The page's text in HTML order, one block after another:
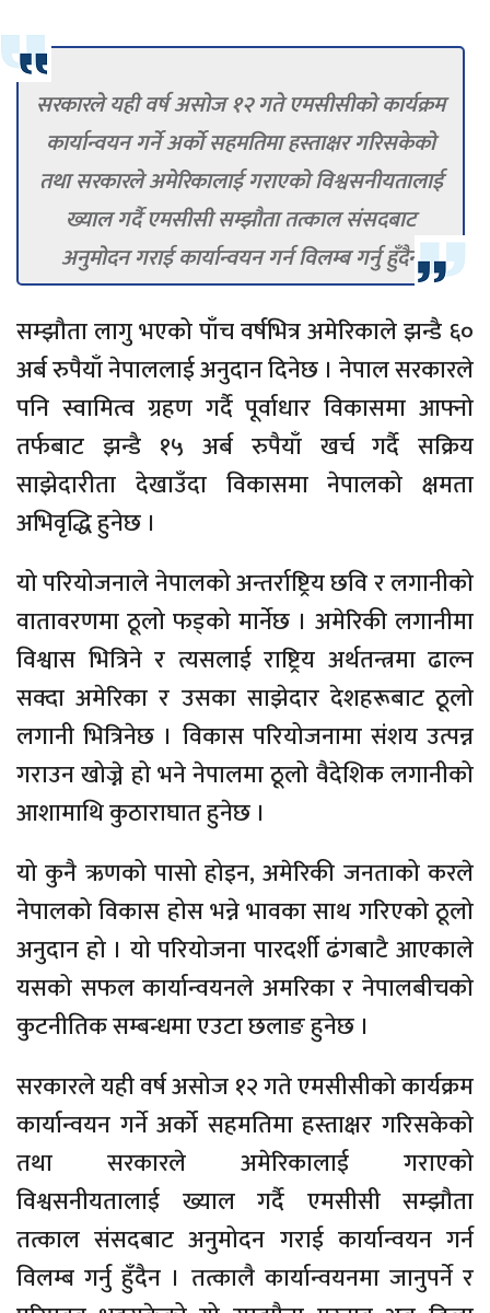
सरकारले यही वर्ष असोज १२ गते एमसीसीको कार्यक्रम
कार्यान्वयन गर्ने अर्को सहमतिमा हस्ताक्षर गरिसकेको
तथा सरकारले अमेरिकालाई गराएको विश्वसनीयतालाई
ख्याल गर्दै एमसीसी सम्झौता तत्काल संसदबाट
अनुमोदन गराई कार्यान्वयन गर्न विलम्ब गर्नु हुँदैन
सम्झौता लागु भएको पाँच वर्षभित्र अमेरिकाले झन्डै ६०
अर्ब रुपैयाँ नेपाललाई अनुदान दिनेछ । नेपाल सरकारले
पनि स्वामित्व ग्रहण गर्दै पूर्वाधार विकासमा आफ्नो
तर्फबाट झन्डै १५ अर्ब रुपैयाँ खर्च गर्दै सक्रिय
साझेदारीता देखाउँदा विकासमा नेपालको क्षमता
अभिवृद्धि हुनेछ ।
यो परियोजनाले नेपालको अन्तर्राष्ट्रिय छवि र लगानीको
वातावरणमा ठूलो फड्को मार्नेछ । अमेरिकी लगानीमा
विश्वास भित्रिने र त्यसलाई राष्ट्रिय अर्थतन्त्रमा ढाल्न
सक्दा अमेरिका र उसका साझेदार देशहरूबाट ठूलो
लगानी भित्रिनेछ । विकास परियोजनामा संशय उत्पन्न
गराउन खोज्ने हो भने नेपालमा ठूलो वैदेशिक लगानीको
आशामाथि कुठाराघात हुनेछ ।
यो कुनै ऋणको पासो होइन, अमेरिकी जनताको करले
नेपालको विकास होस भन्ने भावका साथ गरिएको ठूलो
अनुदान हो । यो परियोजना पारदर्शी ढंगबाटै आएकाले
यसको सफल कार्यान्वयनले अमरिका र नेपालबीचको
कुटनीतिक सम्बन्धमा एउटा छलाङ हुनेछ ।
सरकारले यही वर्ष असोज १२ गते एमसीसीको कार्यक्रम
कार्यान्वयन गर्ने अर्को सहमतिमा हस्ताक्षर गरिसकेको
तथा सरकारले अमेरिकालाई गराएको
विश्वसनीयतालाई ख्याल गर्दै एमसीसी सम्झौता
तत्काल संसदबाट अनुमोदन गराई कार्यान्वयन गर्न
विलम्ब गर्नु हुँदैन । तत्कालै कार्यान्वयनमा जानुपर्ने र